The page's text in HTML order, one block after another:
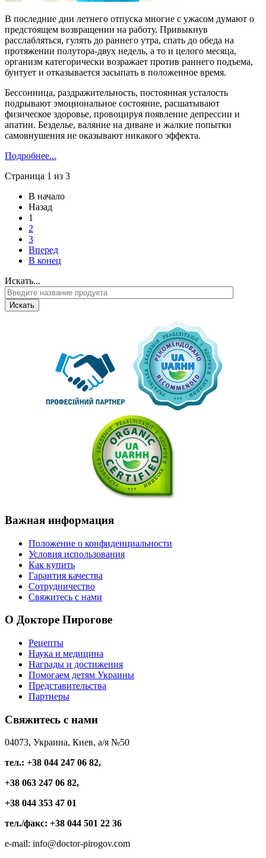
В последние дни летнего отпуска многие с ужасом думают о
предстоящем возвращении на работу. Привыкнув
расслабляться, гулять до раннего утра, спать до обеда на
протяжении полутора-двух недель, а то и целого месяца,
организм категорически возражает против раннего подъема,
бунтует и отказывается засыпать в положенное время.
Бессонница, раздражительность, постоянная усталость
подрывают эмоциональное состояние, расшатывают
физическое здоровье, провоцируя появление депрессии и
апатии. Безделье, валяние на диване и жалкие попытки
самовнушения не оказывают никакого эффекта.
Подробнее...
Страница 1 из 3
В начало
Назад
1
2
3
Вперед
В конец
Искать...
Искать
Важная информация
Положение о конфиденциальности
Условия использования
Как купить
Гарантия качества
Сотрудничество
Свяжитесь с нами
О Докторе Пирогове
Рецепты
Наука и медицина
Награды и достижения
Помогаем детям Украины
Представительства
Партнеры
Свяжитесь с нами
04073, Украина, Киев, а/я №50
тел.: +38 044 247 06 82,
+38 063 247 06 82,
+38 044 353 47 01
тел./факс: +38 044 501 22 36
e-mail: info@doctor-pirogov.com